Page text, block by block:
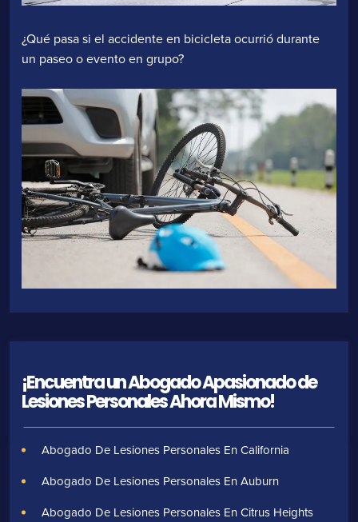
¿Qué pasa si el accidente en bicicleta ocurrió durante
un paseo o evento en grupo?
¡Encuentra un Abogado Apasionado de
Lesiones Personales Ahora Mismo!
Abogado De Lesiones Personales En California
Abogado De Lesiones Personales En Auburn
Abogado De Lesiones Personales En Citrus Heights